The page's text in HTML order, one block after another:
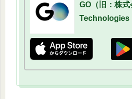
GO（旧：株
Technologies